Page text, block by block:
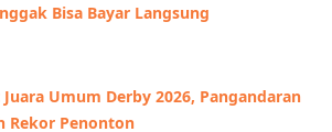
Bisa Bayar Langsung
Umum Derby 2026, Pangandaran
Rekor Penonton